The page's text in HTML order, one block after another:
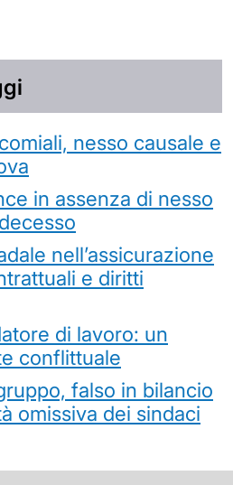
nesso causale e
in assenza di nesso
nell’assicurazione
e diritti
di lavoro: un
conflittuale
falso in bilancio
omissiva dei sindaci